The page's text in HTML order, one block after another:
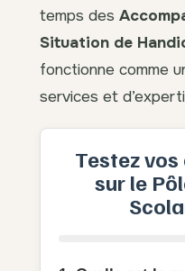
temps des
Situation de
fonctionne comme
services et
Testez
sur le